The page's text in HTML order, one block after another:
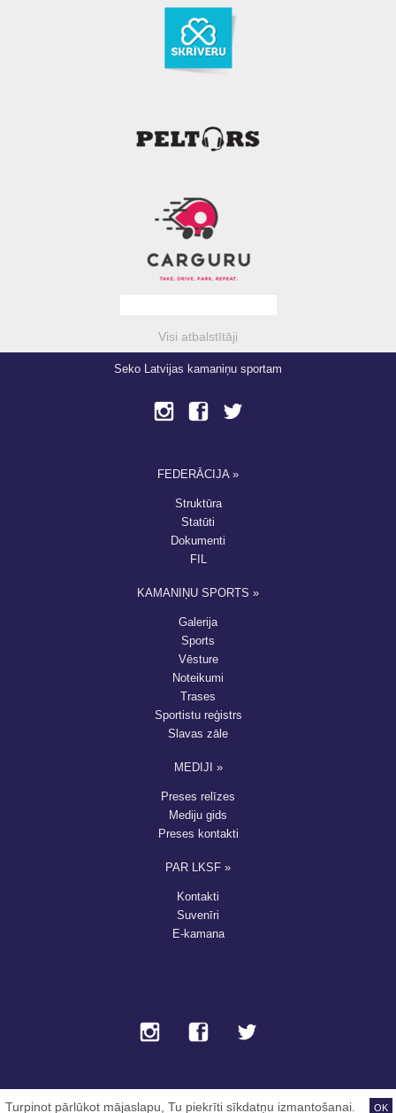
Visi atbalstītāji
Seko Latvijas kamaniņu sportam
FEDERĀCIJA »
Struktūra
Statūti
Dokumenti
FIL
KAMANIŅU SPORTS »
Galerija
Sports
Vēsture
Noteikumi
Trases
Sportistu reģistrs
Slavas zāle
MEDIJI »
Preses relīzes
Mediju gids
Preses kontakti
PAR LKSF »
Kontakti
Suvenīri
E-kamana
Turpinot pārlūkot mājaslapu, Tu piekrīti sīkdatņu izmantošanai. OK